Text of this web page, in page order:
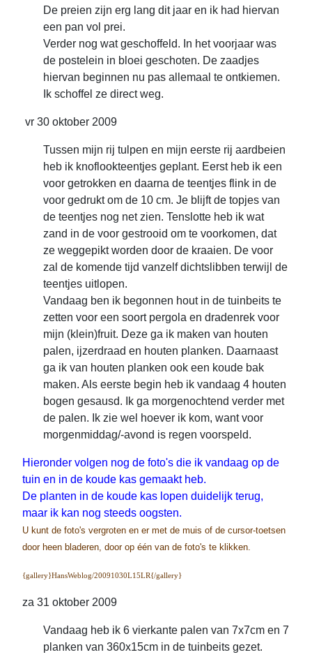
De preien zijn erg lang dit jaar en ik had hiervan
een pan vol prei.
Verder nog wat geschoffeld. In het voorjaar was
de postelein in bloei geschoten. De zaadjes
hiervan beginnen nu pas allemaal te ontkiemen.
Ik schoffel ze direct weg.
vr 30 oktober 2009
Tussen mijn rij tulpen en mijn eerste rij aardbeien
heb ik knoflookteentjes geplant. Eerst heb ik een
voor getrokken en daarna de teentjes flink in de
voor gedrukt om de 10 cm. Je blijft de topjes van
de teentjes nog net zien. Tenslotte heb ik wat
zand in de voor gestrooid om te voorkomen, dat
ze weggepikt worden door de kraaien. De voor
zal de komende tijd vanzelf dichtslibben terwijl de
teentjes uitlopen.
Vandaag ben ik begonnen hout in de tuinbeits te
zetten voor een soort pergola en dradenrek voor
mijn (klein)fruit. Deze ga ik maken van houten
palen, ijzerdraad en houten planken. Daarnaast
ga ik van houten planken ook een koude bak
maken. Als eerste begin heb ik vandaag 4 houten
bogen gesausd. Ik ga morgenochtend verder met
de palen. Ik zie wel hoever ik kom, want voor
morgenmiddag/-avond is regen voorspeld.
Hieronder volgen nog de foto's die ik vandaag op de
tuin en in de koude kas gemaakt heb.
De planten in de koude kas lopen duidelijk terug,
maar ik kan nog steeds oogsten.
U kunt de foto's vergroten en er met de muis of de cursor-toetsen
door heen bladeren, door op één van de foto's te klikken.
{gallery}HansWeblog/20091030L15LR{/gallery}
za 31 oktober 2009
Vandaag heb ik 6 vierkante palen van 7x7cm en 7
planken van 360x15cm in de tuinbeits gezet.